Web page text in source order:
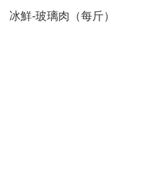
冰鮮-玻璃肉（每斤）